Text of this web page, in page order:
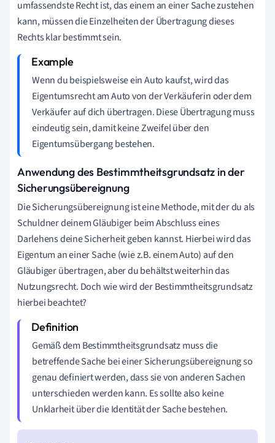
umfassendste Recht ist, das einem an einer Sache zustehen
kann, müssen die Einzelheiten der Übertragung dieses
Rechts klar bestimmt sein.
Wenn du beispielsweise ein Auto kaufst, wird das
Eigentumsrecht am Auto von der Verkäuferin oder dem
Verkäufer auf dich übertragen. Diese Übertragung muss
eindeutig sein, damit keine Zweifel über den
Eigentumsübergang bestehen.
Anwendung des Bestimmtheitsgrundsatz in der
Sicherungsübereignung
Die Sicherungsübereignung ist eine Methode, mit der du als
Schuldner deinem Gläubiger beim Abschluss eines
Darlehens deine Sicherheit geben kannst. Hierbei wird das
Eigentum an einer Sache (wie z.B. einem Auto) auf den
Gläubiger übertragen, aber du behältst weiterhin das
Nutzungsrecht. Doch wie wird der Bestimmtheitsgrundsatz
hierbei beachtet?
Gemäß dem Bestimmtheitsgrundsatz muss die
betreffende Sache bei einer Sicherungsübereignung so
genau definiert werden, dass sie von anderen Sachen
unterschieden werden kann. Es sollte also keine
Unklarheit über die Identität der Sache bestehen.